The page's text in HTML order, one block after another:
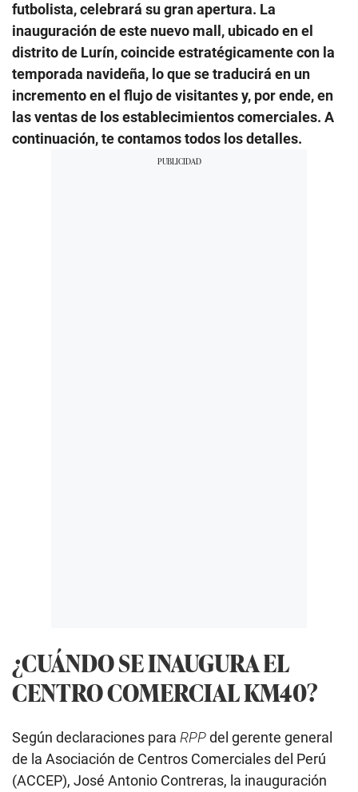
futbolista, celebrará su gran apertura. La
inauguración de este nuevo mall, ubicado en el
distrito de Lurín, coincide estratégicamente con la
temporada navideña, lo que se traducirá en un
incremento en el flujo de visitantes y, por ende, en
las ventas de los establecimientos comerciales. A
continuación, te contamos todos los detalles.
¿CUÁNDO SE INAUGURA EL
CENTRO COMERCIAL KM40?
Según declaraciones para RPPdel gerente general
de la Asociación de Centros Comerciales del Perú
(ACCEP), José Antonio Contreras, la inauguración